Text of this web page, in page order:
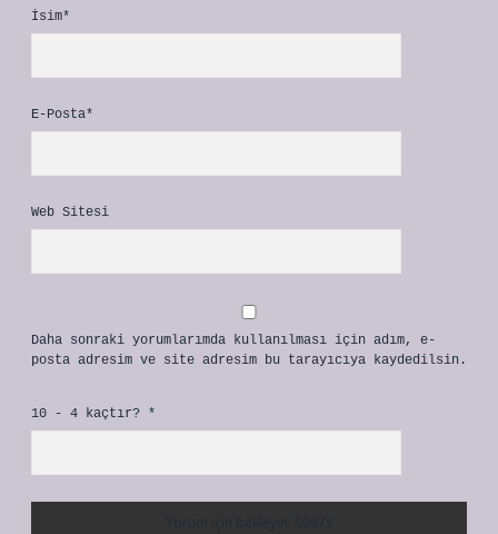
İsim*
E-Posta*
Web Sitesi
Daha sonraki yorumlarımda kullanılması için adım, e-
posta adresim ve site adresim bu tarayıcıya kaydedilsin.
10 - 4 kaçtır? *